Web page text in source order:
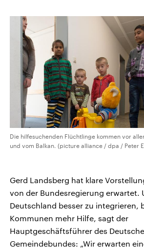
Die hilfesuchenden Flüchtlinge kommen vor
und vom Balkan. (picture alliance / dpa / Peter
Gerd Landsberg hat klare
von der Bundesregierung erwartet.
Deutschland besser zu integrieren,
Kommunen mehr Hilfe, sagt der
Hauptgeschäftsführer des
Gemeindebundes: „Wir erwarten